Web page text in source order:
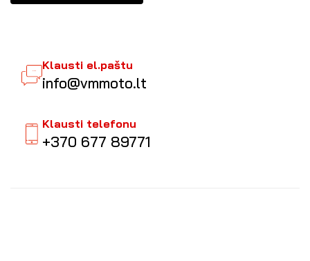
Klausti el.paštu
info@vmmoto.lt
Klausti telefonu
+370 677 89771